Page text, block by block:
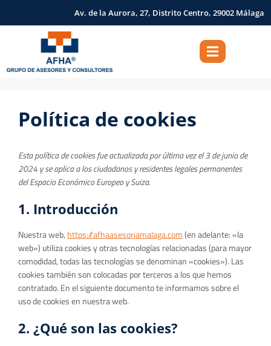
Av. de la Aurora, 27, Distrito Centro, 29002 Málaga
Política de cookies
Esta política de cookies fue actualizada por última vez el 3 de junio de
2024 y se aplica a los ciudadanos y residentes legales permanentes
del Espacio Económico Europeo y Suiza.
1. Introducción
Nuestra web, https://afhaasesoriamalaga.com(en adelante: «la
web») utiliza cookies y otras tecnologías relacionadas (para mayor
comodidad, todas las tecnologías se denominan «cookies»). Las
cookies también son colocadas por terceros a los que hemos
contratado. En el siguiente documento te informamos sobre el
uso de cookies en nuestra web.
2. ¿Qué son las cookies?